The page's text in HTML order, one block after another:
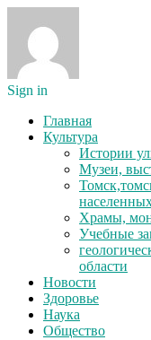
Sign in
Главная
Культура
Истории
Музеи,
Храмы,
Учебные
области
Новости
Здоровье
Наука
Общество